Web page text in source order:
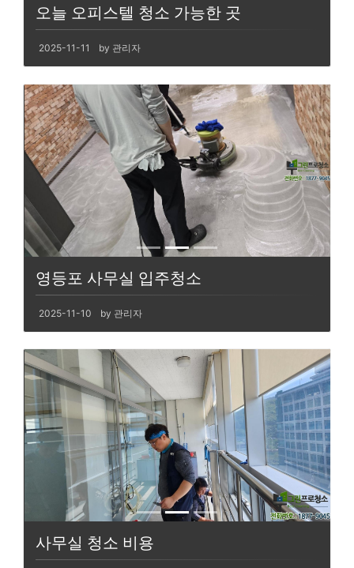
오늘 오피스텔 청소 가능한 곳
2025-11-11 by 관리자
영등포 사무실 입주청소
2025-11-10 by 관리자
사무실 청소 비용